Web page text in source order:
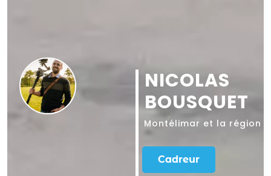
NICOLAS
BOUSQUET
Montélimar et la région
Cadreur